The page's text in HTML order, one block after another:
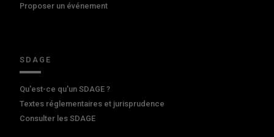
Proposer un événement
SDAGE
Qu'est-ce qu'un SDAGE ?
Textes réglementaires et jurisprudence
Consulter les SDAGE